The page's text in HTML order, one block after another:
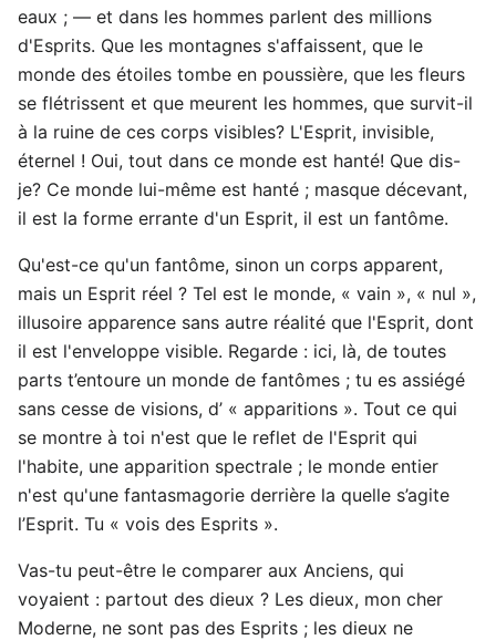
eaux ; — et dans les hommes parlent des millions
d'Esprits. Que les montagnes s'affaissent, que le
monde des étoiles tombe en poussière, que les fleurs
se flétrissent et que meurent les hommes, que survit-il
à la ruine de ces corps visibles? L'Esprit, invisible,
éternel ! Oui, tout dans ce monde est hanté! Que dis-
je? Ce monde lui-même est hanté ; masque décevant,
il est la forme errante d'un Esprit, il est un fantôme.
Qu'est-ce qu'un fantôme, sinon un corps apparent,
mais un Esprit réel ? Tel est le monde, « vain », « nul »,
illusoire apparence sans autre réalité que l'Esprit, dont
il est l'enveloppe visible. Regarde : ici, là, de toutes
parts t’entoure un monde de fantômes ; tu es assiégé
sans cesse de visions, d’ « apparitions ». Tout ce qui
se montre à toi n'est que le reflet de l'Esprit qui
l'habite, une apparition spectrale ; le monde entier
n'est qu'une fantasmagorie derrière la quelle s’agite
l’Esprit. Tu « vois des Esprits ».
Vas-tu peut-être le comparer aux Anciens, qui
voyaient : partout des dieux ? Les dieux, mon cher
Moderne, ne sont pas des Esprits ; les dieux ne